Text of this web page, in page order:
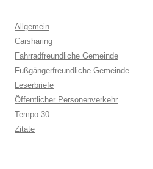
Allgemein
Carsharing
Fahrradfreundliche Gemeinde
Fußgängerfreundliche Gemeinde
Leserbriefe
Öffentlicher Personenverkehr
Tempo 30
Zitate